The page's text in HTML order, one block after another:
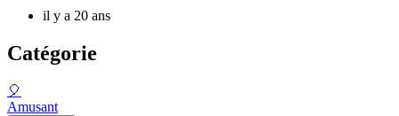
il y a 20 ans
Catégorie
🎈
Amusant